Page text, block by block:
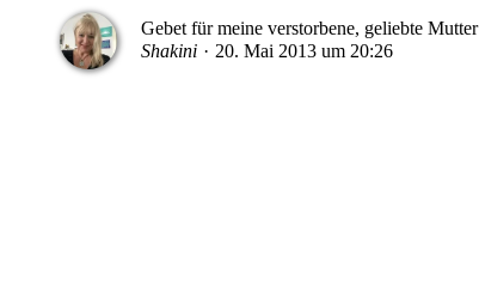
Gebet für meine verstorbene, geliebte Mutter
Shakini 20. Mai 2013 um 20:26